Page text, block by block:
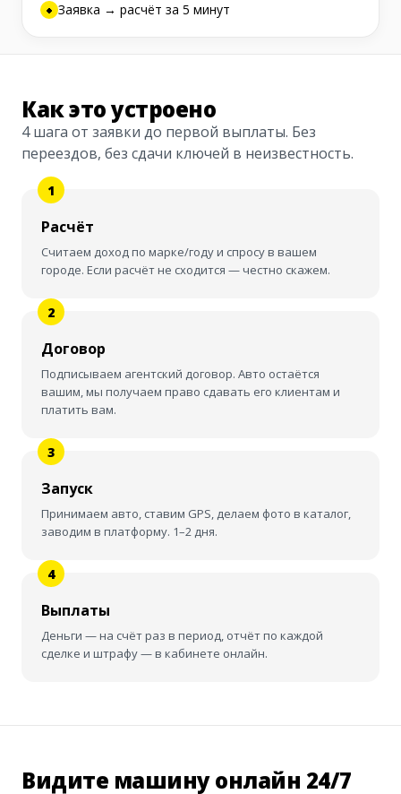
Заявка → расчёт за 5 минут
Как это устроено
4 шага от заявки до первой выплаты. Без
переездов, без сдачи ключей в неизвестность.
Расчёт
Считаем доход по марке/году и спросу в вашем
городе. Если расчёт не сходится — честно скажем.
Договор
Подписываем агентский договор. Авто остаётся
вашим, мы получаем право сдавать его клиентам и
платить вам.
Запуск
Принимаем авто, ставим GPS, делаем фото в каталог,
заводим в платформу. 1–2 дня.
Выплаты
Деньги — на счёт раз в период, отчёт по каждой
сделке и штрафу — в кабинете онлайн.
Видите машину онлайн 24/7